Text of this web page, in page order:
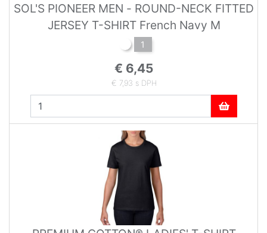
SOL'S PIONEER MEN - ROUND-NECK FITTED
JERSEY T-SHIRT French Navy M
1
€ 6,45
€ 7,93 s DPH